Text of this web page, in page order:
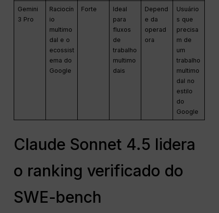
Gemini
3 Pro
Raciocín
io
multimo
dal e o
ecossist
ema do
Google
Forte
Ideal
para
fluxos
de
trabalho
multimo
dais
Depend
e da
operad
ora
Usuário
s que
precisa
m de
um
trabalho
multimo
dal no
estilo
do
Google
Claude Sonnet 4.5 lidera
o ranking verificado do
SWE-bench